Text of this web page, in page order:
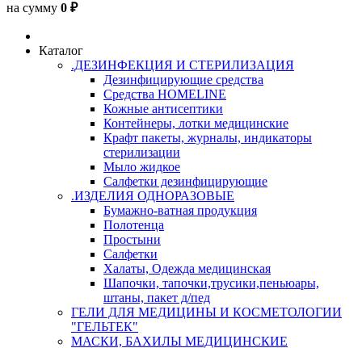
на сумму 0 ₽
Каталог
.ДЕЗИНФЕКЦИЯ И СТЕРИЛИЗАЦИЯ
Дезинфицирующие средства
Средства HOMELINE
Кожные антисептики
Контейнеры, лотки медицинские
Крафт пакеты, журналы, индикаторы
стерилизации
Мыло жидкое
Салфетки дезинфицирующие
.ИЗДЕЛИЯ ОДНОРАЗОВЫЕ
Бумажно-ватная продукция
Полотенца
Простыни
Салфетки
Халаты, Одежда медицинская
Шапочки, тапочки,трусики,пеньюары,
штаны, пакет д/пед
ГЕЛИ ДЛЯ МЕДИЦИНЫ И КОСМЕТОЛОГИИ
"ГЕЛЬТЕК"
МАСКИ, БАХИЛЫ МЕДИЦИНСКИЕ